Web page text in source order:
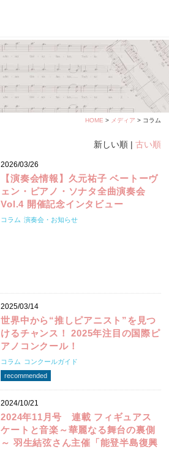
HOME > メディア > コラム
新しい順 | 古い順
2026/03/26
【演奏会情報】久元祐子 ベートーヴ
ェン・ピアノ・ソナタ全曲演奏会
Vol.4 開催記念インタビュー
コラム 演奏会・お知らせ
2025/03/14
世界中から“推しピアニスト”を見つ
けるチャンス！ 2025年注目の国際ピ
アノコンクール！
コラム
コンクールガイド
recommended
2024/10/21
2024年11月号 連載 フィギュアス
ケートと音楽～華麗なる舞台の裏側
～ 羽生結弦さん主催「能登半島復興